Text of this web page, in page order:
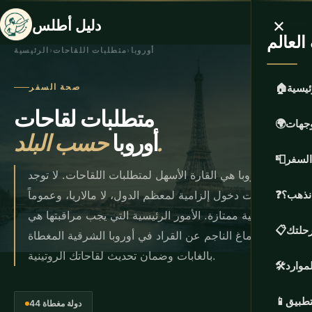
دليل أطلس ×
🏠
🌍
📮
❓نذهب؟
📋
🛠️
📱
الرئيسية › متطلبات اللقاحات› أوروبا
صحة السفر
متطلبات لقاحات
أوروباحسب البلد.
أوروبا هي القارة الأسهل لمتطلبات اللقاحات. لا توجد
لقاحات دخول إلزامية لمعظم الدول، لا مالاريا، وعموماً
رعاية صحية ممتازة. الأمور الرئيسية التي يجب مراقبتها هي
التهاب الدماغ الناجم عن القراد في أوروبا الشرقية المغطاة
بالغابات وضمان تحديث لقاحاتك الروتينية.
44 دولة مغطاة